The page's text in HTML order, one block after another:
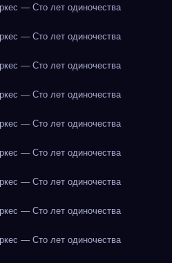
— Сто лет одиночества
— Сто лет одиночества
— Сто лет одиночества
— Сто лет одиночества
— Сто лет одиночества
— Сто лет одиночества
— Сто лет одиночества
— Сто лет одиночества
— Сто лет одиночества